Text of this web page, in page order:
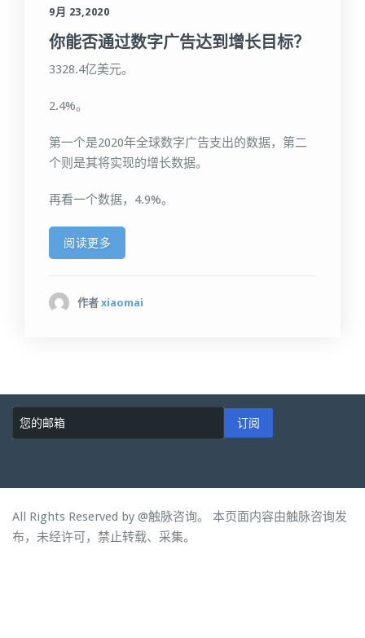
9月 23,2020
你能否通过数字广告达到增长目标？
3328.4亿美元。
2.4%。
第一个是2020年全球数字广告支出的数据，第二
个则是其将实现的增长数据。
再看一个数据，4.9%。
阅读更多
作者 xiaomai
订阅
All Rights Reserved by @触脉咨询。 本页面内容由触脉咨询发
布，未经许可，禁止转载、采集。